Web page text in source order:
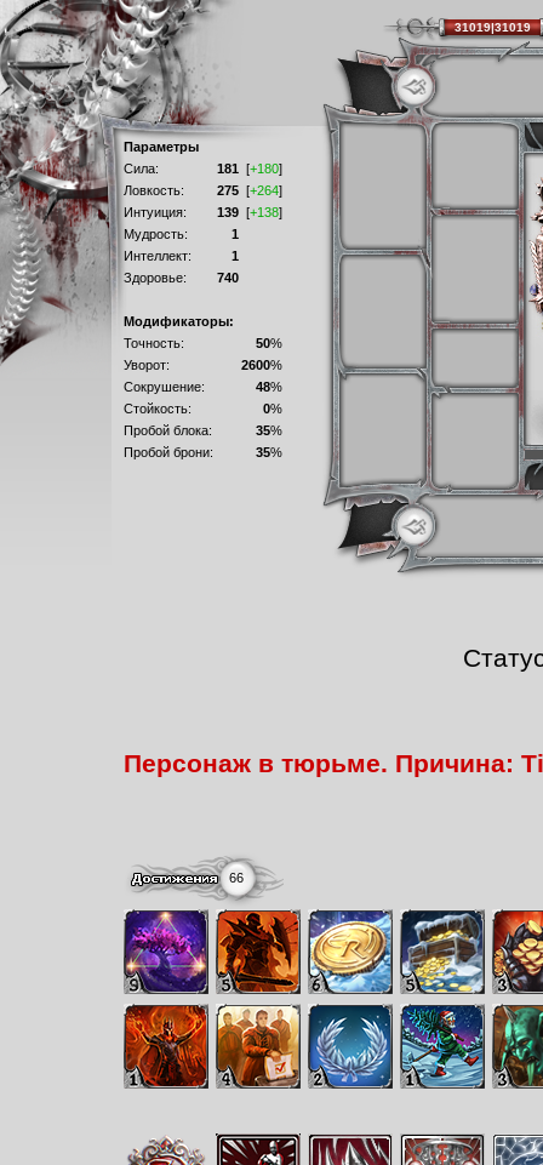
Параметры
Сила:
181 [+180]
Ловкость:
275 [+264]
Интуиция:
139 [+138]
Мудрость:
1
Интеллект:
1
Здоровье:
740
Модификаторы:
Точность:
50%
Уворот:
2600%
Сокрушение:
48%
Стойкость:
0%
Пробой блока:
35%
Пробой брони:
35%
Персонаж в тюрьме. Причина:
66
31019|31019